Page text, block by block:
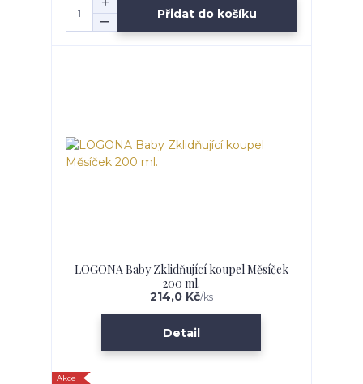
Přidat do košíku
LOGONA Baby Zklidňující koupel Měsíček
200 ml.
214,0 Kč/ks
Detail
Akce